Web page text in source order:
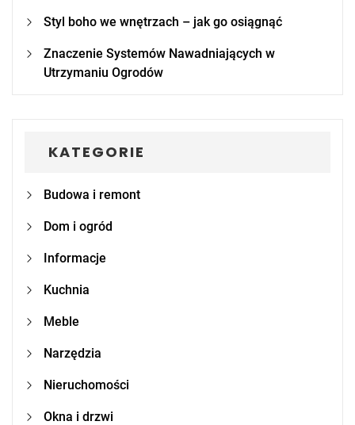
Styl boho we wnętrzach – jak go osiągnąć
Znaczenie Systemów Nawadniających w
Utrzymaniu Ogrodów
KATEGORIE
Budowa i remont
Dom i ogród
Informacje
Kuchnia
Meble
Narzędzia
Nieruchomości
Okna i drzwi